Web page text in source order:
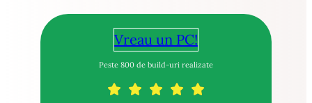
Vreau un PC!
Peste 800 de build-uri realizate